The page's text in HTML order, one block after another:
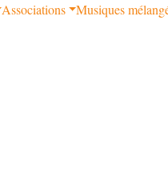
Associations Musiques